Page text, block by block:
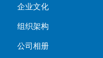
企业文化
组织架构
公司相册